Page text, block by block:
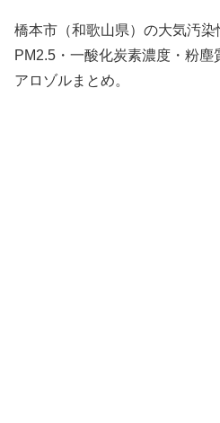
橋本市（和歌山県）の大気汚染
PM2.5・一酸化炭素濃度・粉
アロゾルまとめ。